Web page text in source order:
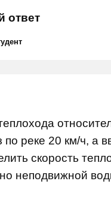
ответ
по реке 20 км/ч, а
скорость
неподвижной